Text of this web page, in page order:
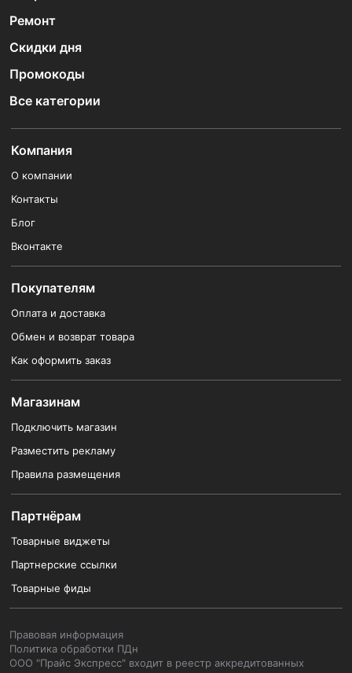
Ремонт
Скидки дня
Промокоды
Все категории
Компания
О компании
Контакты
Блог
Вконтакте
Покупателям
Оплата и доставка
Обмен и возврат товара
Как оформить заказ
Магазинам
Подключить магазин
Разместить рекламу
Правила размещения
Партнёрам
Товарные виджеты
Партнерские ссылки
Товарные фиды
Правовая информация
Политика обработки ПДн
ООО "Прайс Экспресс" входит в реестр аккредитованных